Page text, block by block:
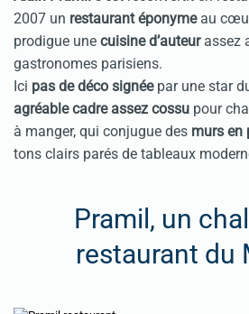
2007 un restaurant éponymeau
prodigue une cuisine d’auteurassez
gastronomes parisiens.
Ici pas de déco signéepar une star
agréable cadre assez cossu pour
à manger, qui conjugue des murs en
tons clairs parés de tableaux
Pramil, un
restaurant du